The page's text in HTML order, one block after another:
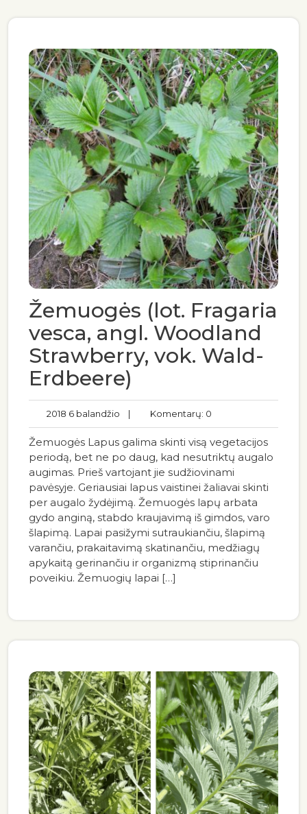
Žemuogės (lot. Fragaria
vesca, angl. Woodland
Strawberry, vok. Wald-
Erdbeere)
2018 6 balandžio | Komentarų: 0
Žemuogės Lapus galima skinti visą vegetacijos
periodą, bet ne po daug, kad nesutriktų augalo
augimas. Prieš vartojant jie sudžiovinami
pavėsyje. Geriausiai lapus vaistinei žaliavai skinti
per augalo žydėjimą. Žemuogės lapų arbata
gydo anginą, stabdo kraujavimą iš gimdos, varo
šlapimą. Lapai pasižymi sutraukiančiu, šlapimą
varančiu, prakaitavimą skatinančiu, medžiagų
apykaitą gerinančiu ir organizmą stiprinančiu
poveikiu. Žemuogių lapai […]